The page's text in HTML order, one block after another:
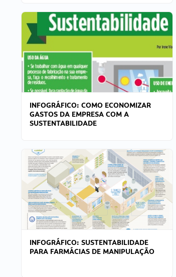
INFOGRÁFICO: COMO ECONOMIZAR
GASTOS DA EMPRESA COM A
SUSTENTABILIDADE
INFOGRÁFICO: SUSTENTABILIDADE
PARA FARMÁCIAS DE MANIPULAÇÃO